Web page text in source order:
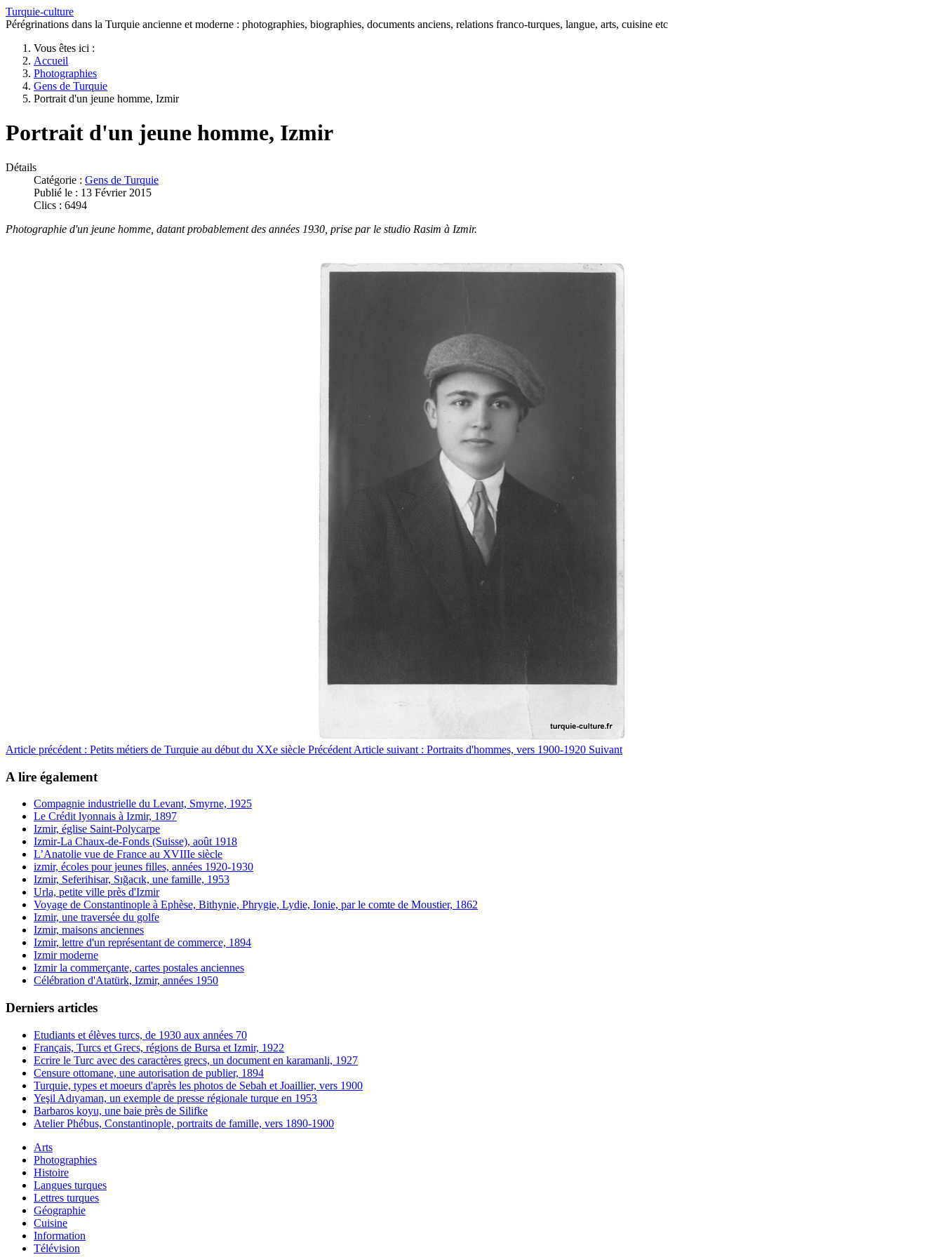
Turquie-culture
Pérégrinations dans la Turquie ancienne et moderne : photographies, biographies, documents anciens, relations franco-turques, langue, arts, cuisine etc
Vous êtes ici :
Accueil
Photographies
Gens de Turquie
Portrait d'un jeune homme, Izmir
Portrait d'un jeune homme, Izmir
Détails
Catégorie : Gens de Turquie
Publié le : 13 Février 2015
Clics : 6494
Photographie d'un jeune homme, datant probablement des années 1930, prise par le studio Rasim à Izmir.
Article précédent : Petits métiers de Turquie au début du XXe siècle Précédent Article suivant : Portraits d'hommes, vers 1900-1920 Suivant
A lire également
Compagnie industrielle du Levant, Smyrne, 1925
Le Crédit lyonnais à Izmir, 1897
Izmir, église Saint-Polycarpe
Izmir-La Chaux-de-Fonds (Suisse), août 1918
L’Anatolie vue de France au XVIIIe siècle
izmir, écoles pour jeunes filles, années 1920-1930
Izmir, Seferihisar, Sığacık, une famille, 1953
Urla, petite ville près d'Izmir
Voyage de Constantinople à Ephèse, Bithynie, Phrygie, Lydie, Ionie, par le comte de Moustier, 1862
Izmir, une traversée du golfe
Izmir, maisons anciennes
Izmir, lettre d'un représentant de commerce, 1894
Izmir moderne
Izmir la commerçante, cartes postales anciennes
Célébration d'Atatürk, Izmir, années 1950
Derniers articles
Etudiants et élèves turcs, de 1930 aux années 70
Français, Turcs et Grecs, régions de Bursa et Izmir, 1922
Ecrire le Turc avec des caractères grecs, un document en karamanli, 1927
Censure ottomane, une autorisation de publier, 1894
Turquie, types et moeurs d'après les photos de Sebah et Joaillier, vers 1900
Yeşil Adıyaman, un exemple de presse régionale turque en 1953
Barbaros koyu, une baie près de Silifke
Atelier Phébus, Constantinople, portraits de famille, vers 1890-1900
Arts
Photographies
Histoire
Langues turques
Lettres turques
Géographie
Cuisine
Information
Télévision